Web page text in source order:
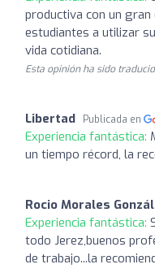
productiva con un gran
estudiantes a utilizar
vida cotidiana.
Esta opinión ha sido
Libertad Publicada en
Experiencia fantástica:
un tiempo récord, la
Rocio Morales
Experiencia fantástica:
todo Jerez,buenos
de trabajo...la